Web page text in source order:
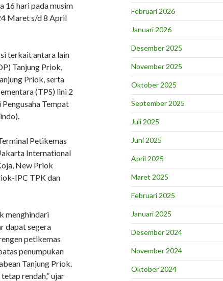
16 hari pada musim
Maret s/d 8 April
terkait antara lain
Tanjung Priok,
Priok, serta
(TPS) lini 2
Tempat
Petikemas
International
New Priok
IPC TPK dan
menghindari
dapat segera
petikemas
penumpukan
Tanjung Priok.
rendah,” ujar
Februari 2026
Januari 2026
Desember 2025
November 2025
Oktober 2025
September 2025
Juli 2025
Juni 2025
April 2025
Maret 2025
Februari 2025
Januari 2025
Desember 2024
November 2024
Oktober 2024